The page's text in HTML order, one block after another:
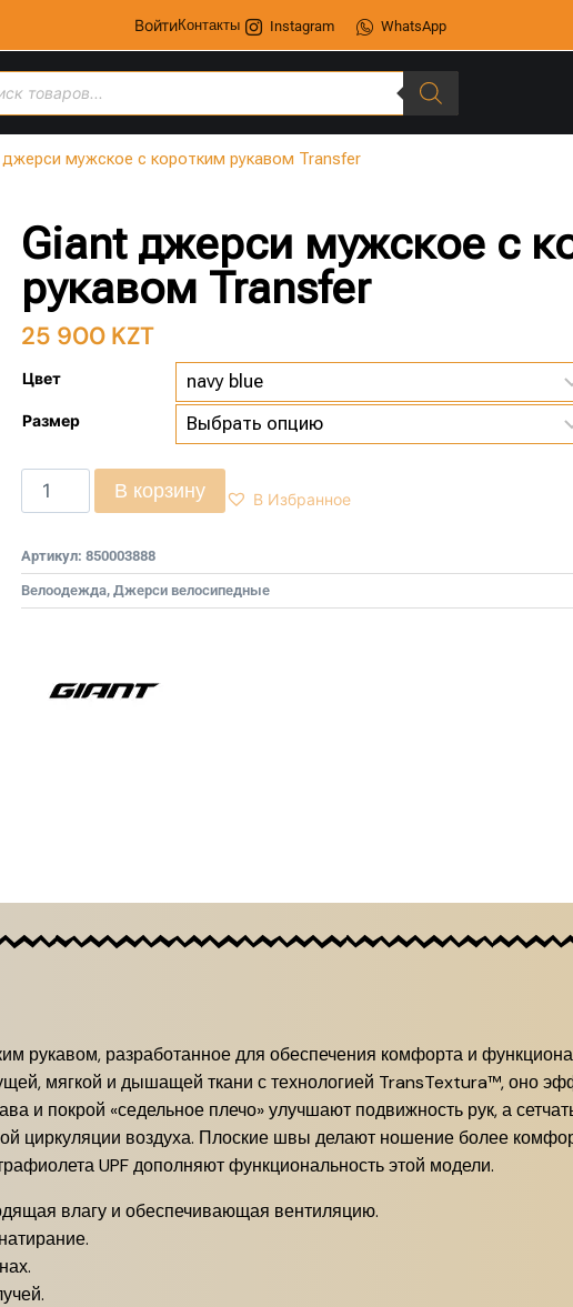
ВойтиКонтакты Instagram WhatsApp
мужское с коротким рукавом Transfer
Giant джерси мужское с
рукавом Transfer
25 900 KZT
Цвет
Размер
В корзину В Избранное
Артикул: 850003888
Велоодежда, Джерси велосипедные
рукавом, разработанное для обеспечения комфорта и
мягкой и дышащей ткани с технологией TransTextura™, оно
и покрой «седельное плечо» улучшают подвижность рук, а
циркуляции воздуха. Плоские швы делают ношение более
UPF дополняют функциональность этой модели.
влагу и обеспечивающая вентиляцию.